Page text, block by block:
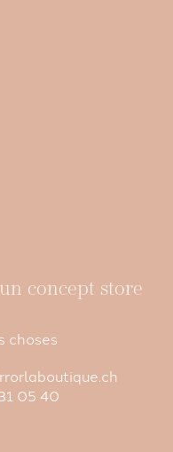
concept store
choses
05 40